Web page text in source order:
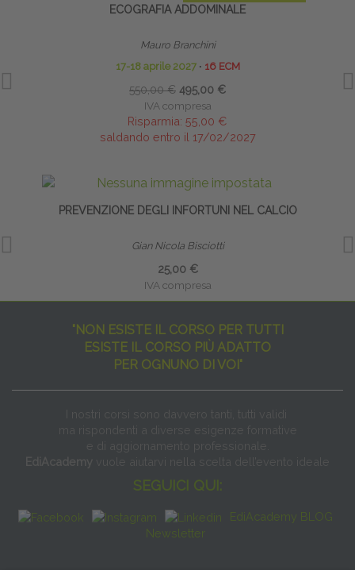
ECOGRAFIA ADDOMINALE
Mauro Branchini
17-18 aprile 2027 ∙ 16 ECM
550,00 € 495,00 €
IVA compresa
Risparmia: 55,00 €
saldando entro il 17/02/2027
PREVENZIONE DEGLI INFORTUNI NEL CALCIO
Gian Nicola Bisciotti
25,00 €
IVA compresa
"NON ESISTE IL CORSO PER TUTTI
ESISTE IL CORSO PIÙ ADATTO
PER OGNUNO DI VOI"
I nostri corsi sono davvero tanti, tutti validi
ma rispondenti a diverse esigenze formative
e di aggiornamento professionale.
EdiAcademy vuole aiutarvi nella scelta dell’evento ideale
SEGUICI QUI:
EdiAcademy BLOG
Newsletter